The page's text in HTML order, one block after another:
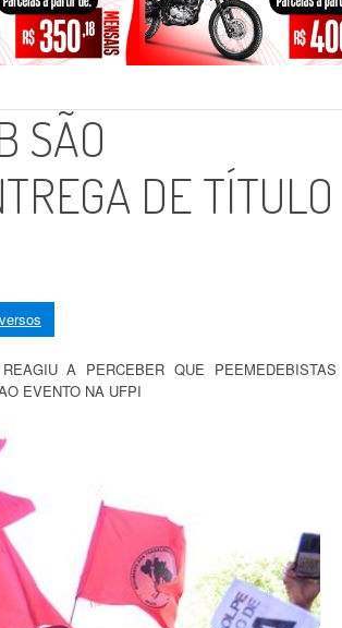
SÃO
DE TÍTULO
A PERCEBER QUE PEEMEDEBISTAS
EVENTO NA UFPI